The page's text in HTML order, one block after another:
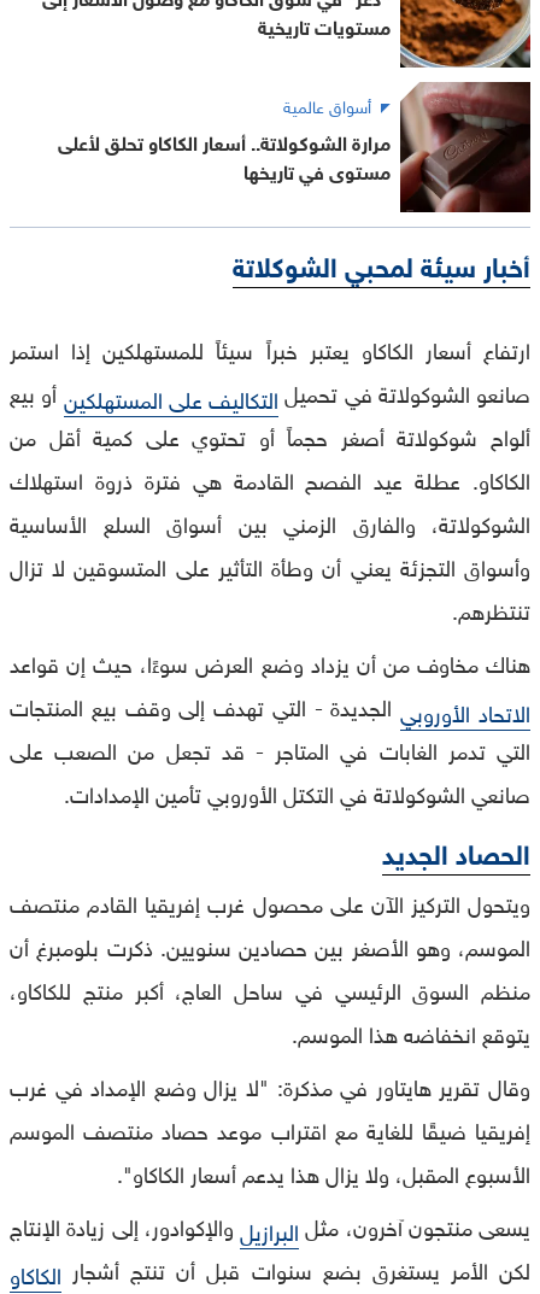
مستويات تاريخية
أسواق عالمية
مرارة الشوكولاتة.. أسعار الكاكاو تحلق لأعلى
مستوى في تاريخها
أخبار سيئة لمحبي الشوكلاتة
ارتفاع أسعار الكاكاو يعتبر خبراً سيئاً للمستهلكين إذا استمر
صانعو الشوكولاتة في تحميلالتكاليف على المستهلكينأو بيع
ألواح شوكولاتة أصغر حجماً أو تحتوي على كمية أقل من
الكاكاو. عطلة عيد الفصح القادمة هي فترة ذروة استهلاك
الشوكولاتة، والفارق الزمني بين أسواق السلع الأساسية
وأسواق التجزئة يعني أن وطأة التأثير على المتسوقين لا تزال
تنتظرهم.
هناك مخاوف من أن يزداد وضع العرض سوءًا، حيث إن قواعد
الاتحاد الأوروبي الجديدة - التي تهدف إلى وقف بيع المنتجات
التي تدمر الغابات في المتاجر - قد تجعل من الصعب على
صانعي الشوكولاتة في التكتل الأوروبي تأمين الإمدادات.
الحصاد الجديد
ويتحول التركيز الآن على محصول غرب إفريقيا القادم منتصف
الموسم، وهو الأصغر بين حصادين سنويين. ذكرت بلومبرغ أن
منظم السوق الرئيسي في ساحل العاج، أكبر منتج للكاكاو،
يتوقع انخفاضه هذا الموسم.
وقال تقرير هايتاور في مذكرة: "لا يزال وضع الإمداد في غرب
إفريقيا ضيقًا للغاية مع اقتراب موعد حصاد منتصف الموسم
الأسبوع المقبل، ولا يزال هذا يدعم أسعار الكاكاو".
يسعى منتجون آخرون، مثلالبرازيلوالإكوادور، إلى زيادة الإنتاج
لكن الأمر يستغرق بضع سنوات قبل أن تنتج أشجار الكاكاو